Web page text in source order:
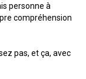
personne à
compréhension
pas, et ça, avec